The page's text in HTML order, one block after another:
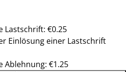
Lastschrift: €0.25
Einlösung einer Lastschrift
Ablehnung: €1.25